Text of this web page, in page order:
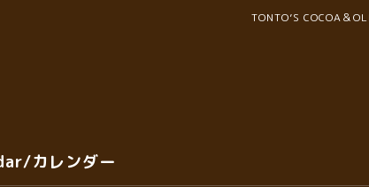
TONTO’S COCOA＆
カレンダー